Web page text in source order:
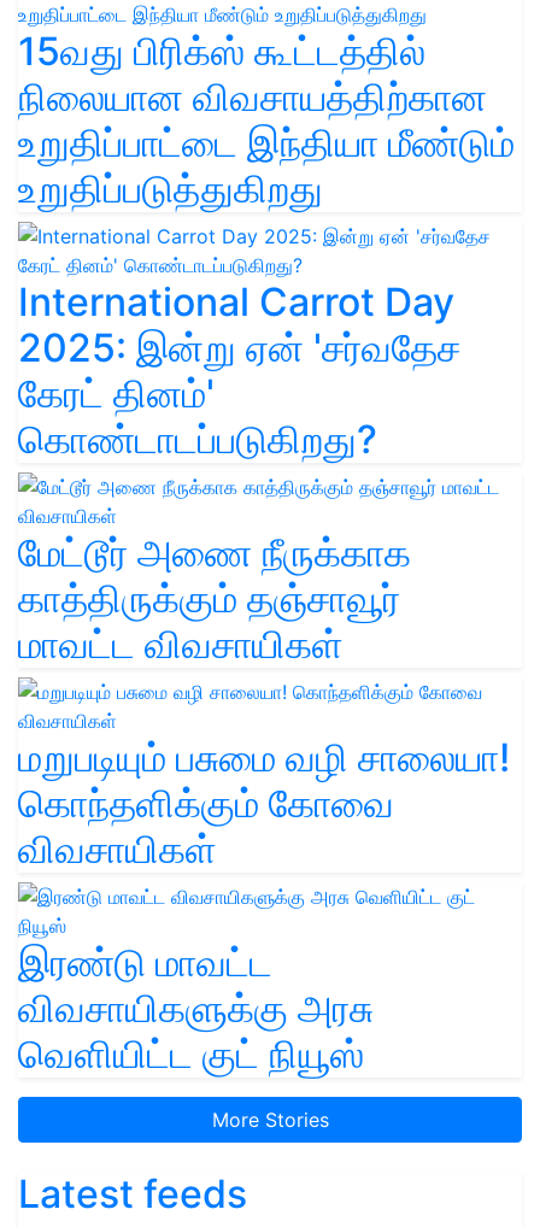
15வது பிரிக்ஸ் கூட்டத்தில்
நிலையான விவசாயத்திற்கான
உறுதிப்பாட்டை இந்தியா மீண்டும்
உறுதிப்படுத்துகிறது
International Carrot Day
2025: இன்று ஏன் 'சர்வதேச
கேரட் தினம்'
கொண்டாடப்படுகிறது?
மேட்டூர் அணை நீருக்காக
காத்திருக்கும் தஞ்சாவூர்
மாவட்ட விவசாயிகள்
மறுபடியும் பசுமை வழி சாலையா!
கொந்தளிக்கும் கோவை
விவசாயிகள்
இரண்டு மாவட்ட
விவசாயிகளுக்கு அரசு
வெளியிட்ட குட் நியூஸ்
More Stories
Latest feeds